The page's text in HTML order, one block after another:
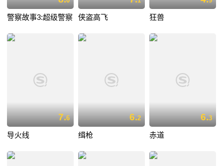
警察故事3:超级警察 侠盗高飞 狂兽
7.6
导火线
6.2
缉枪
6.3
赤道